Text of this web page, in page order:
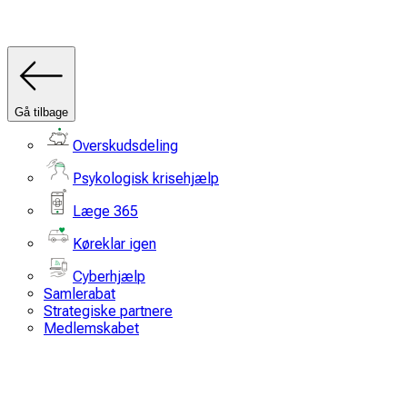
Gå tilbage
Overskudsdeling
Psykologisk krisehjælp
Læge 365
Køreklar igen
Cyberhjælp
Samlerabat
Strategiske partnere
Medlemskabet